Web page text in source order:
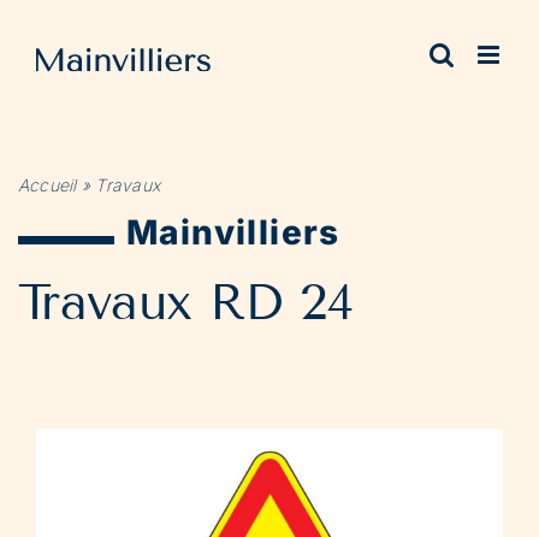
contenu
Accueil» Travaux
Mainvilliers
Travaux RD 24